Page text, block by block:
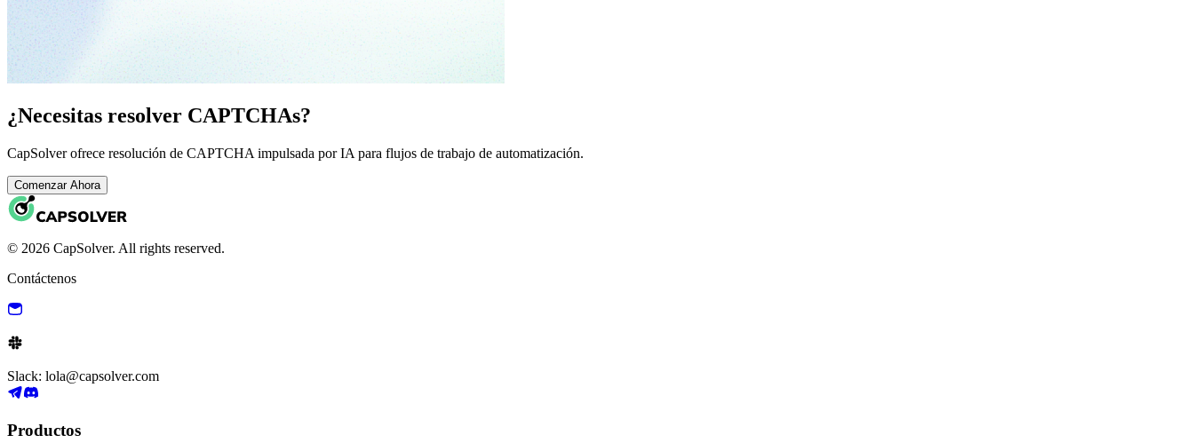
¿Necesitas resolver CAPTCHAs?
CapSolver ofrece resolución de CAPTCHA impulsada por IA para flujos de trabajo de automatización.
Comenzar Ahora
© 2026 CapSolver. All rights reserved.
Contáctenos
Slack: lola@capsolver.com
Productos